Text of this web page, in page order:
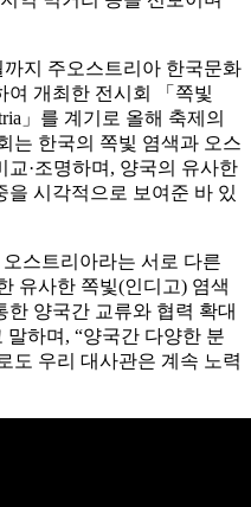
지 주오스트리아 한국문화
여 개최한 전시회 「쪽빛
」를 계기로 올해 축제의
는 한국의 쪽빛 염색과 오스
·조명하며, 양국의 유사한
시각적으로 보여준 바 있
스트리아라는 서로 다른
유사한 쪽빛(인디고) 염색
양국간 교류와 협력 확대
하며, “양국간 다양한 분
도 우리 대사관은 계속 노력